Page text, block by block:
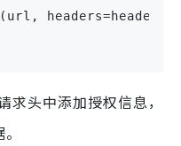
headers=headers)
头中添加授权信息，